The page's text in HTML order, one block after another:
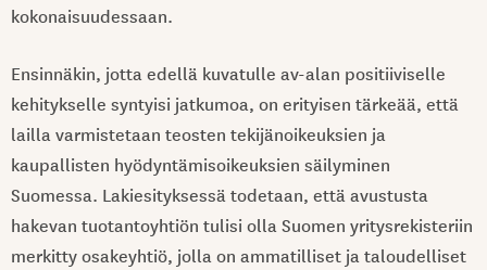
kokonaisuudessaan.
Ensinnäkin, jotta edellä kuvatulle av-alan positiiviselle
kehitykselle syntyisi jatkumoa, on erityisen tärkeää, että
lailla varmistetaan teosten tekijänoikeuksien ja
kaupallisten hyödyntämisoikeuksien säilyminen
Suomessa. Lakiesityksessä todetaan, että avustusta
hakevan tuotantoyhtiön tulisi olla Suomen yritysrekisteriin
merkitty osakeyhtiö, jolla on ammatilliset ja taloudelliset